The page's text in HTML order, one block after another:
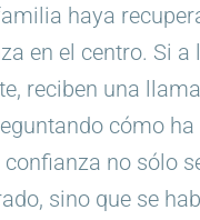
haya
en el centro. Si a
reciben una
cómo
confianza no sólo
sino que se